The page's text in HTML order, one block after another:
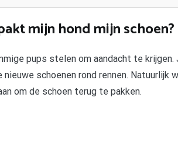
mijn hond mijn schoen?
pups stelen om aandacht te
nieuwe schoenen rond rennen. Natuurlijk
om de schoen terug te pakken.